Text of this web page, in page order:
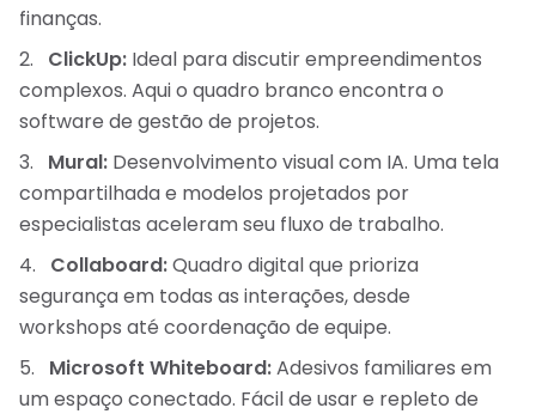
finanças.
ClickUp: Ideal para discutir empreendimentos
complexos. Aqui o quadro branco encontra o
software de gestão de projetos.
Mural: Desenvolvimento visual com IA. Uma tela
compartilhada e modelos projetados por
especialistas aceleram seu fluxo de trabalho.
Collaboard:Quadro digital que prioriza
segurança em todas as interações, desde
workshops até coordenação de equipe.
Microsoft Whiteboard:Adesivos familiares em
um espaço conectado. Fácil de usar e repleto de